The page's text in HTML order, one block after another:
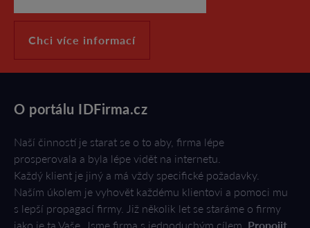
Chci více informací
O portálu IDFirma.cz
Naší činností je starat se o to aby, firma lépe
prosperovala a byla lépe vidět na internetu.
Každý klient je jiný a má vždy specifické požadavky.
Naším úkolem je vyhovět každému klientovi a pomoci mu
s lepší propagací firmy. Již několik let se staráme o firmy
jako je ta Vaše. Jsme firma s jednoduchým cílem. Propojit